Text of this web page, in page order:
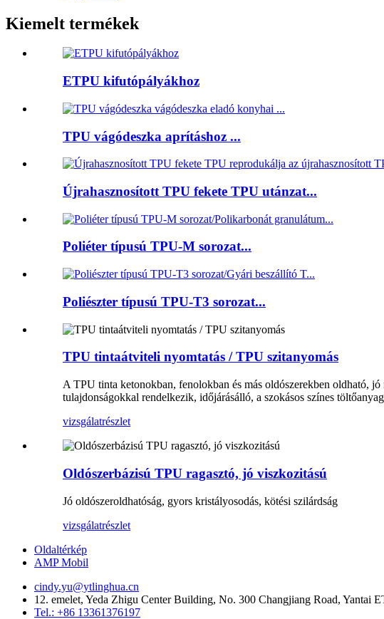
Kiemelt termékek
ETPU kifutópályákhoz
TPU vágódeszka aprításhoz ...
Újrahasznosított TPU fekete TPU utánzat...
Poliéter típusú TPU-M sorozat...
Poliészter típusú TPU-T3 sorozat...
TPU tintaátviteli nyomtatás / TPU szitanyomás
A TPU tinta ketonokban, fenolokban és más oldószerekben oldható,
tulajdonságokkal rendelkezik, időjárásálló, a szokásos színes
vizsgálatrészlet
Oldószerbázisú TPU ragasztó, jó viszkozitású
Jó oldószeroldhatóság, gyors kristályosodás, kötési szilárdság
vizsgálatrészlet
Oldaltérkép
AMP Mobil
cindy.yu@ytlinghua.cn
12. emelet, Yeda Zhigu Center Building, No. 300 Changjiang Road, Yantai
Tel.: +86 13361376197